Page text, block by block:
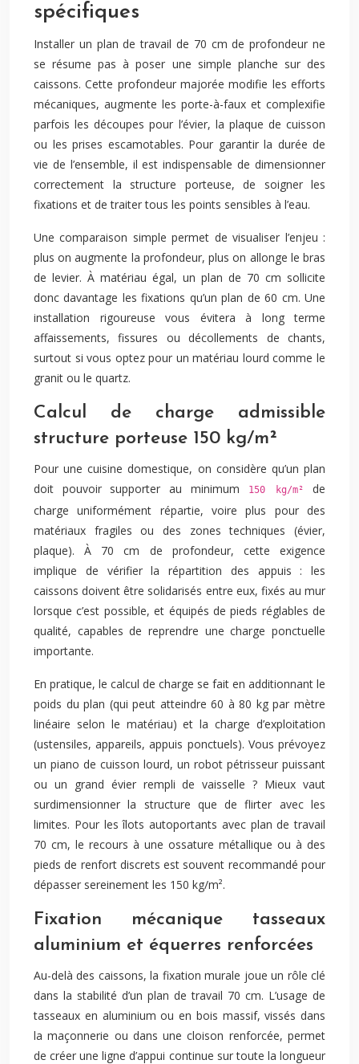
spécifiques
Installer un plan de travail de 70 cm de profondeur ne
se résume pas à poser une simple planche sur des
caissons. Cette profondeur majorée modifie les efforts
mécaniques, augmente les porte-à-faux et complexifie
parfois les découpes pour l’évier, la plaque de cuisson
ou les prises escamotables. Pour garantir la durée de
vie de l’ensemble, il est indispensable de dimensionner
correctement la structure porteuse, de soigner les
fixations et de traiter tous les points sensibles à l’eau.
Une comparaison simple permet de visualiser l’enjeu :
plus on augmente la profondeur, plus on allonge le bras
de levier. À matériau égal, un plan de 70 cm sollicite
donc davantage les fixations qu’un plan de 60 cm. Une
installation rigoureuse vous évitera à long terme
affaissements, fissures ou décollements de chants,
surtout si vous optez pour un matériau lourd comme le
granit ou le quartz.
Calcul de charge admissible
structure porteuse 150 kg/m²
Pour une cuisine domestique, on considère qu’un plan
doit pouvoir supporter au minimum
150 kg/m²
de
charge uniformément répartie, voire plus pour des
matériaux fragiles ou des zones techniques (évier,
plaque). À 70 cm de profondeur, cette exigence
implique de vérifier la répartition des appuis : les
caissons doivent être solidarisés entre eux, fixés au mur
lorsque c’est possible, et équipés de pieds réglables de
qualité, capables de reprendre une charge ponctuelle
importante.
En pratique, le calcul de charge se fait en additionnant le
poids du plan (qui peut atteindre 60 à 80 kg par mètre
linéaire selon le matériau) et la charge d’exploitation
(ustensiles, appareils, appuis ponctuels). Vous prévoyez
un piano de cuisson lourd, un robot pétrisseur puissant
ou un grand évier rempli de vaisselle ? Mieux vaut
surdimensionner la structure que de flirter avec les
limites. Pour les îlots autoportants avec plan de travail
70 cm, le recours à une ossature métallique ou à des
pieds de renfort discrets est souvent recommandé pour
dépasser sereinement les 150 kg/m².
Fixation mécanique tasseaux
aluminium et équerres renforcées
Au-delà des caissons, la fixation murale joue un rôle clé
dans la stabilité d’un plan de travail 70 cm. L’usage de
tasseaux en aluminium ou en bois massif, vissés dans
la maçonnerie ou dans une cloison renforcée, permet
de créer une ligne d’appui continue sur toute la longueur